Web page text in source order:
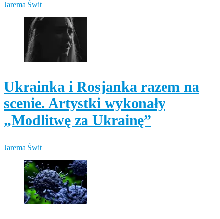
Jarema Świt
Ukrainka i Rosjanka razem na
scenie. Artystki wykonały
„Modlitwę za Ukrainę”
Jarema Świt